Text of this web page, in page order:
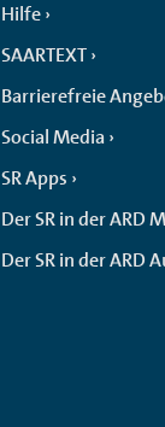
Hilfe
SAARTEXT
Barrierefreie
Social Media
SR Apps
Der SR in der ARD
Der SR in der ARD